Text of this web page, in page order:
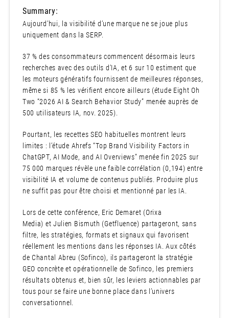
Summary:
Aujourd’hui, la visibilité d’une marque ne se joue plus
uniquement dans la SERP.
37 % des consommateurs commencent désormais leurs
recherches avec des outils d’IA, et 6 sur 10 estiment que
les moteurs génératifs fournissent de meilleures réponses,
même si 85 % les vérifient encore ailleurs (étude Eight Oh
Two “2026 AI & Search Behavior Study” menée auprès de
500 utilisateurs IA, nov. 2025).
Pourtant, les recettes SEO habituelles montrent leurs
limites : l’étude Ahrefs “Top Brand Visibility Factors in
ChatGPT, AI Mode, and AI Overviews” menée fin 2025 sur
75 000 marques révèle une faible corrélation (0,194) entre
visibilité IA et volume de contenus publiés. Produire plus
ne suffit pas pour être choisi et mentionné par les IA.
Lors de cette conférence, Eric Demaret (Orixa
Media) et Julien Bismuth (Getfluence) partageront, sans
filtre, les stratégies, formats et signaux qui favorisent
réellement les mentions dans les réponses IA. Aux côtés
de Chantal Abreu (Sofinco), ils partageront la stratégie
GEO concrète et opérationnelle de Sofinco, les premiers
résultats obtenus et, bien sûr, les leviers actionnables par
tous pour se faire une bonne place dans l’univers
conversationnel.